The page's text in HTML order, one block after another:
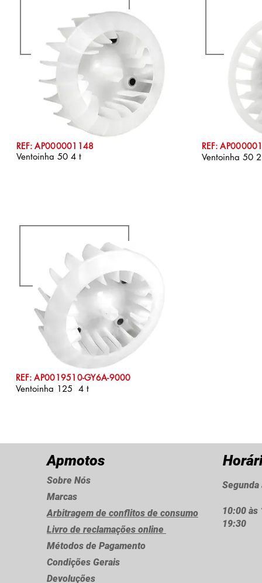
REF: AP000001148
Ventoinha 50 4 t
REF:
Ventoinha 50
REF: AP0019510-GY6A-9000
Ventoinha 125 4 t
Apmotos
Sobre Nós
Marcas
Arbitragem de conflitos de consumo
Livro de reclamações online
Métodos de Pagamento
Condições Gerais
Devoluções
Segunda
10:00 às
19:30